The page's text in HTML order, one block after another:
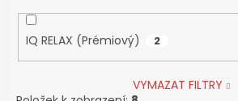
IQ RELAX (Prémiový) 2
VYMAZAT FILTRY